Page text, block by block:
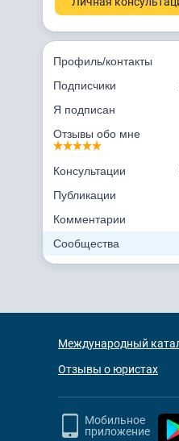
Профиль/контакты
Подписчики
Я подписан
Отзывы обо мне
Консультации
Публикации
Комментарии
Сообщества
Международный
Отзывы о юристах
Мобильное
приложение